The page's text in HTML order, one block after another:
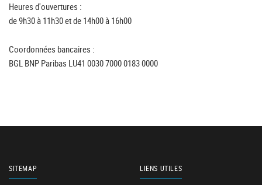
Heures d'ouvertures :
de 9h30 à 11h30 et de 14h00 à 16h00
Coordonnées bancaires :
BGL BNP Paribas LU41 0030 7000 0183 0000
SITEMAP LIENS UTILES